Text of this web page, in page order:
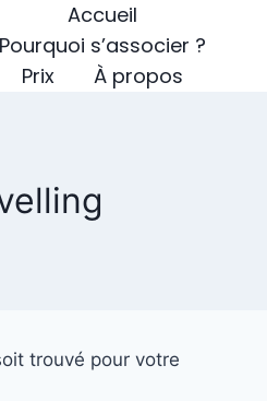
Accueil
Pourquoi s’associer ?
Prix
À propos
trouvé pour votre